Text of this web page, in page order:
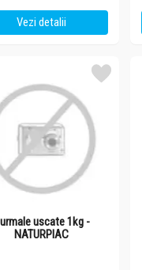
Vezi detalii
uscate 1kg -
NATURPIAC